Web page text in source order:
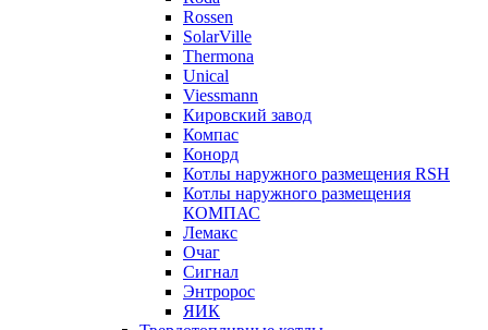
Rossen
SolarVille
Thermona
Unical
Viessmann
Кировский завод
Компас
Конорд
Котлы наружного размещения RSH
Котлы наружного размещения
КОМПАС
Лемакс
Очаг
Сигнал
Энтророс
ЯИК